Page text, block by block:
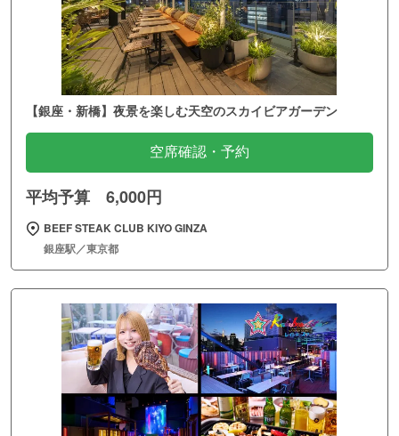
【銀座・新橋】夜景を楽しむ天空のスカイビアガーデン
空席確認・予約
平均予算 6,000円
BEEF STEAK CLUB KIYO GINZA
銀座駅／東京都